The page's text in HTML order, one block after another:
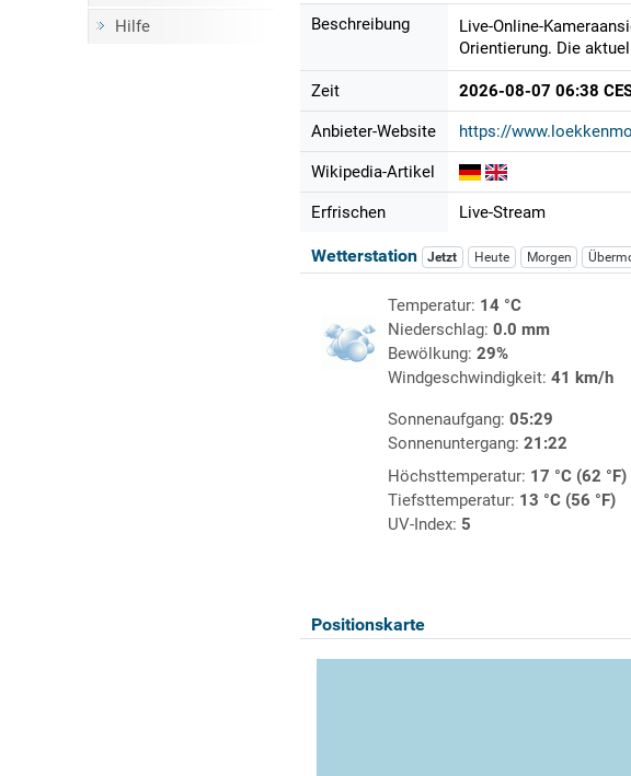
Hilfe
Beschreibung
Live-Online-
Orientierung. Die
Zeit 2026-08-07 06:38
Anbieter-Website https://
Wikipedia-Artikel
Erfrischen Live-Stream
Wetterstation Jetzt Heute Morgen
Temperatur: 14 °C
Niederschlag: 0.0 mm
Bewölkung: 29%
Windgeschwindigkeit: 41 km/h
Sonnenaufgang: 05:29
Sonnenuntergang: 21:22
Höchsttemperatur: 17 °C (62 °F)
Tiefsttemperatur: 13 °C (56 °F)
UV-Index: 5
Positionskarte